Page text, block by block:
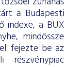
a Budapesti
indexe, a BUX
mindössze
fejezte be az
részvénypiac